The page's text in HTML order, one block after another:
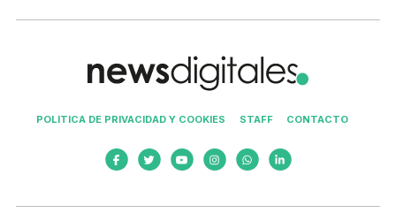
POLITICA DE PRIVACIDAD Y COOKIES STAFF CONTACTO